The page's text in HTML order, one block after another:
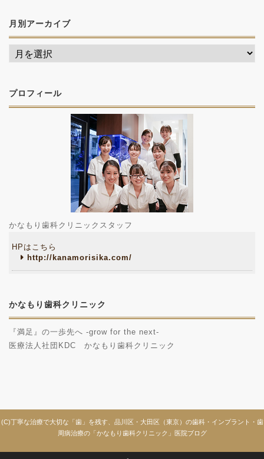
月別アーカイブ
プロフィール
かなもり歯科クリニックスタッフ
HPはこちら
http://kanamorisika.com/
かなもり歯科クリニック
『満足』の一歩先へ -grow for the next-
医療法人社団KDC かなもり歯科クリニック
(C)丁寧な治療で大切な「歯」を残す、品川区・大田区（東京）の歯科・インプラント・歯
周病治療の「かなもり歯科クリニック」医院ブログ